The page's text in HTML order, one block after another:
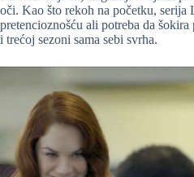
oči. Kao što rekoh na početku, serija
pretencioznošću ali potreba da
i trećoj sezoni sama sebi svrha.